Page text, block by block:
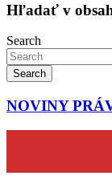
Hľadať v
Search
Search
NOVINY